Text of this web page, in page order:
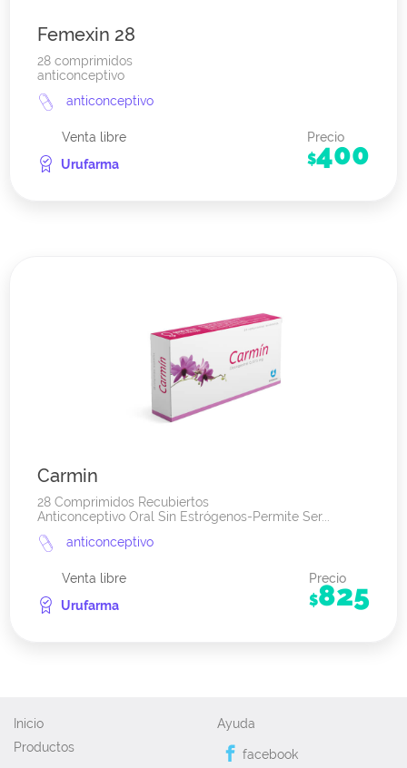
Femexin 28
28 comprimidos
anticonceptivo
anticonceptivo
Venta libre
Urufarma
Precio
$400
Carmin
28 Comprimidos Recubiertos
Anticonceptivo Oral Sin Estrógenos-Permite Ser...
anticonceptivo
Venta libre
Urufarma
Precio
$825
Inicio
Productos
Ayuda
facebook